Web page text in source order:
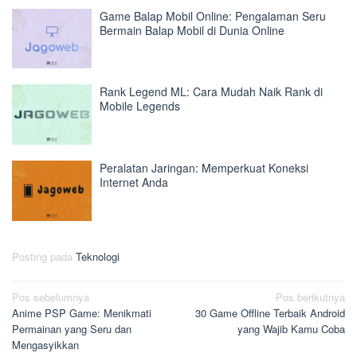
Game Balap Mobil Online: Pengalaman Seru
Bermain Balap Mobil di Dunia Online
Rank Legend ML: Cara Mudah Naik Rank di
Mobile Legends
Peralatan Jaringan: Memperkuat Koneksi
Internet Anda
Posting pada Teknologi
Navigasi
pos
Pos sebelumnya
Anime PSP Game: Menikmati
Permainan yang Seru dan
Mengasyikkan
Pos berikutnya
30 Game Offline Terbaik Android
yang Wajib Kamu Coba